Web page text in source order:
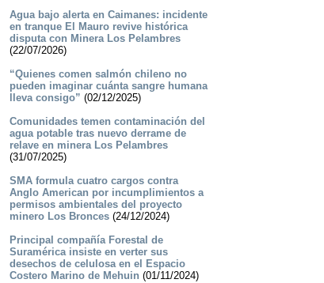
Agua bajo alerta en Caimanes: incidente
en tranque El Mauro revive histórica
disputa con Minera Los Pelambres
(22/07/2026)
“Quienes comen salmón chileno no
pueden imaginar cuánta sangre humana
lleva consigo” (02/12/2025)
Comunidades temen contaminación del
agua potable tras nuevo derrame de
relave en minera Los Pelambres
(31/07/2025)
SMA formula cuatro cargos contra
Anglo American por incumplimientos a
permisos ambientales del proyecto
minero Los Bronces(24/12/2024)
Principal compañía Forestal de
Suramérica insiste en verter sus
desechos de celulosa en el Espacio
Costero Marino de Mehuin (01/11/2024)